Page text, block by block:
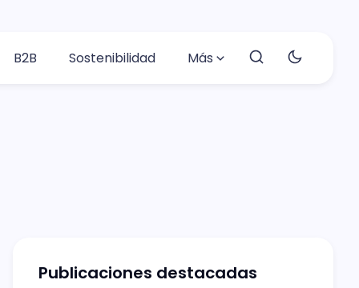
B2B Sostenibilidad Más
Publicaciones destacadas